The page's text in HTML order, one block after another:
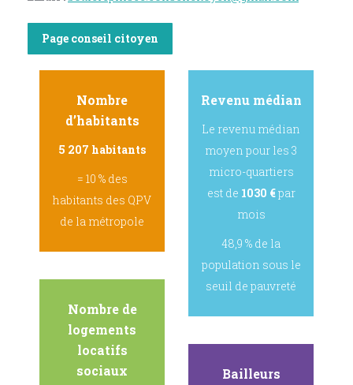
Page conseil citoyen
Nombre
d’habitants
5 207 habitants
= 10 % des
habitants des QPV
de la métropole
Nombre de
logements
locatifs
sociaux
Revenu médian
Le revenu médian
moyen pour les 3
micro-quartiers
est de 1030 €par
mois
48,9 % de la
population sous le
seuil de pauvreté
Bailleurs